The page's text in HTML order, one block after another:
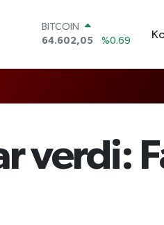
64.602,05
DOLAR
BİST100
13.768
%48
verdi: